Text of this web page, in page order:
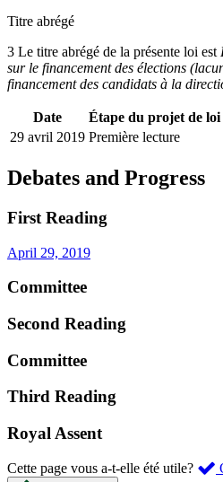
Titre abrégé
3 Le titre abrégé de la présente loi est
sur le financement des élections
financement des candidats à la
Date Étape du projet de loi
29 avril 2019 Première lecture
Debates and Progress
First Reading
April 29, 2019
Committee
Second Reading
Committee
Third Reading
Royal Assent
Cette page vous a-t-elle été utile?